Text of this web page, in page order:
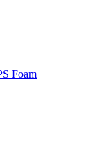
Foam